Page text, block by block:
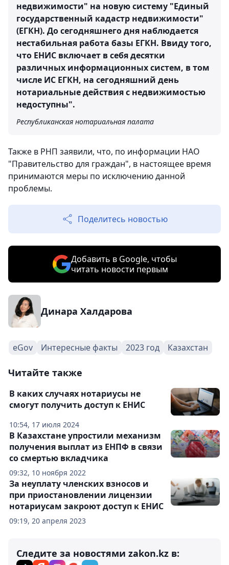
недвижимости" на новую систему "Единый
государственный кадастр недвижимости"
(ЕГКН). До сегодняшнего дня наблюдается
нестабильная работа базы ЕГКН. Ввиду того,
что ЕНИС включает в себя десятки
различных информационных систем, в том
числе ИС ЕГКН, на сегодняшний день
нотариальные действия с недвижимостью
недоступны".
Республиканская нотариальная палата
Также в РНП заявили, что, по информации НАО
"Правительство для граждан", в настоящее время
принимаются меры по исключению данной
проблемы.
Поделитесь новостью
Добавить в Google, чтобы
читать новости первым
Динара Халдарова
eGov Интересные факты 2023 год Казахстан
Читайте также
10:54, 17 июля 2024
В каких случаях нотариусы не
смогут получить доступ к ЕНИС
09:32, 10 ноября 2022
В Казахстане упростили механизм
получения выплат из ЕНПФ в связи
со смертью вкладчика
09:19, 20 апреля 2023
За неуплату членских взносов и
при приостановлении лицензии
нотариусам закроют доступ к ЕНИС
Следите за новостями zakon.kz в: